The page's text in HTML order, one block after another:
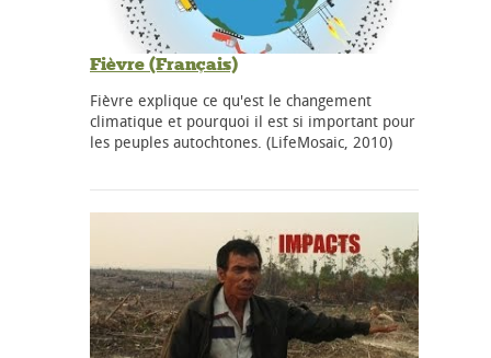
Fièvre (Français)
Fièvre explique ce qu'est le changement
climatique et pourquoi il est si important pour
les peuples autochtones. (LifeMosaic, 2010)